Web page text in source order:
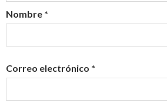
Nombre *
Correo electrónico *